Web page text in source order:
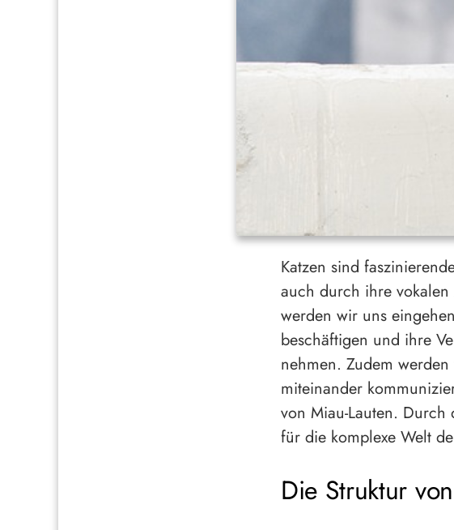
Katzen sind
auch durch ihre
werden wir uns
beschäftigen und ihre
nehmen. Zudem
miteinander
von Miau-Lauten. Durch
für die komplexe Welt
Die Struktur